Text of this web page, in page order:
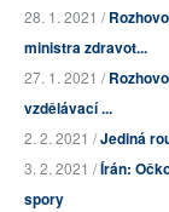
28. 1. 2021 /
ministra zdravot...
27. 1. 2021 /
vzdělávací ...
2. 2. 2021 /Jediná
3. 2. 2021 /Írán:
spory